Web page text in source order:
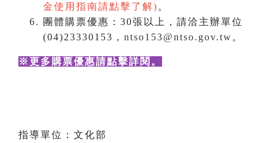
金使用指南請點擊了解) 。
團體購票優惠：30張以上，請洽主辦單位
(04)23330153， ntso153@ntso.gov.tw 。
※更多購票優惠請點擊詳閱 。
指導單位：文化部